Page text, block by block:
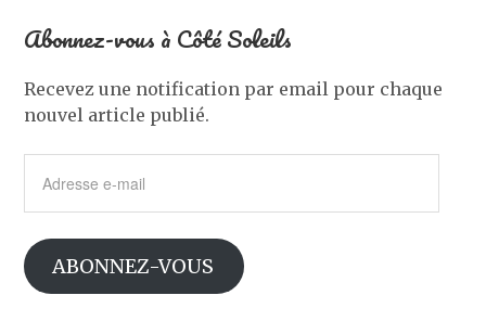
Abonnez-vous à Côté Soleils
Recevez une notification par email pour chaque
nouvel article publié.
mail
ABONNEZ-VOUS